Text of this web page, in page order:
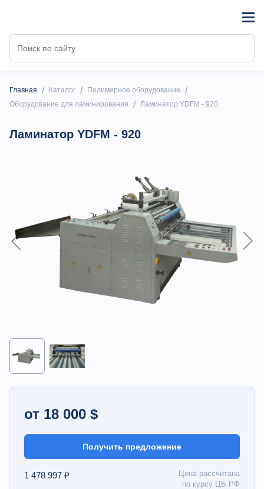
Главная / Каталог / Полимерное оборудование /
Оборудование для ламинирования / Ламинатор YDFM - 920
Ламинатор YDFM - 920
от 18 000 $
Получить предложение
1 478 997 ₽
Цена рассчитана
по курсу ЦБ РФ